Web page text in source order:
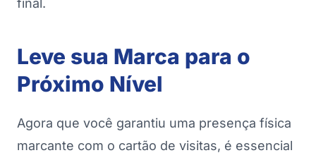
final.
Leve sua Marca para o
Próximo Nível
Agora que você garantiu uma presença física
marcante com o cartão de visitas, é essencial